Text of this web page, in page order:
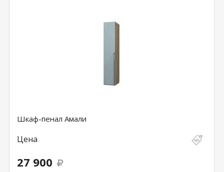
Шкаф-пенал Амали
Цена
27 900